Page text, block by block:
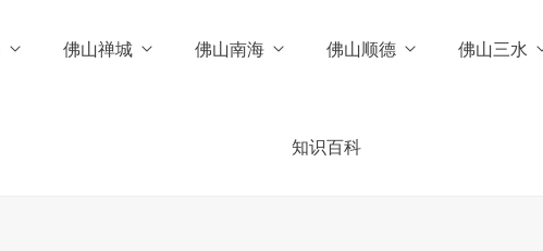
佛山禅城 佛山南海 佛山顺德 佛山三水
知识百科